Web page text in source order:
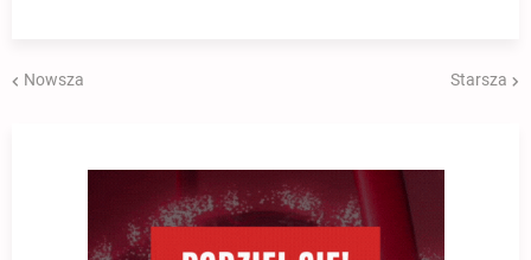
Nowsza Starsza